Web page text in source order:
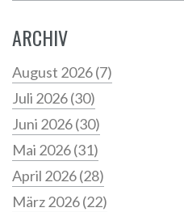
ARCHIV
August 2026(7)
Juli 2026(30)
Juni 2026(30)
Mai 2026(31)
April 2026(28)
März 2026(22)